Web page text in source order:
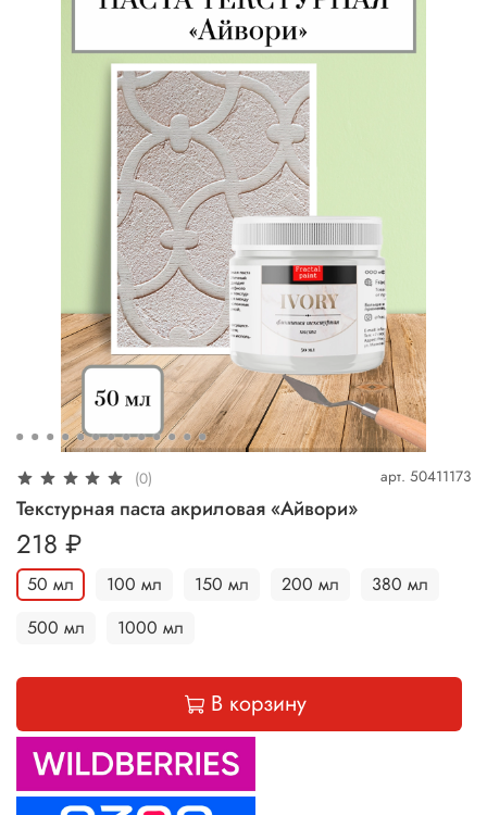
(0) арт. 50411173
Текстурная паста акриловая «Айвори»
218 ₽
50 мл 100 мл 150 мл 200 мл
380 мл
500 мл
1000 мл
В корзину